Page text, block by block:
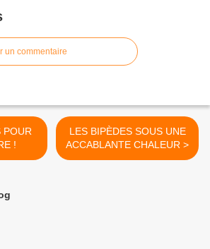
un commentaire
!
LES BIPÈDES SOUS UNE
ACCABLANTE CHALEUR >